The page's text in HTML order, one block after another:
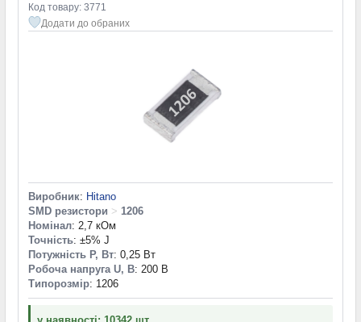
Код товару: 3771
Додати до обраних
Виробник: Hitano
SMD резистори > 1206
Номінал: 2,7 кОм
Точність: ±5% J
Потужність P, Вт: 0,25 Вт
Робоча напруга U, В: 200 В
Типорозмір: 1206